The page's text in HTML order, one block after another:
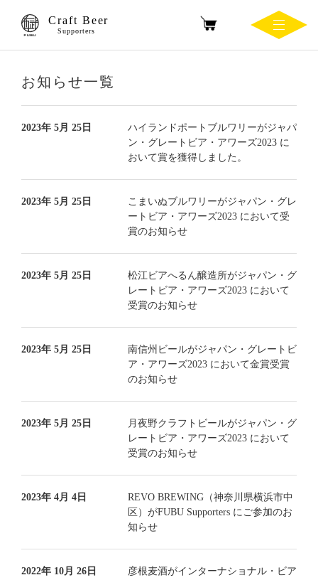
Craft Beer
Supporters
お知らせ一覧
2023年 5月 25日
ハイランドポートブルワリーがジャパ
ン・グレートビア・アワーズ2023 に
おいて賞を獲得しました。
2023年 5月 25日
こまいぬブルワリーがジャパン・グレ
ートビア・アワーズ2023 において受
賞のお知らせ
2023年 5月 25日
松江ビアへるん醸造所がジャパン・グ
レートビア・アワーズ2023 において
受賞のお知らせ
2023年 5月 25日
南信州ビールがジャパン・グレートビ
ア・アワーズ2023 において金賞受賞
のお知らせ
2023年 5月 25日
月夜野クラフトビールがジャパン・グ
レートビア・アワーズ2023 において
受賞のお知らせ
2023年 4月 4日
REVO BREWING（神奈川県横浜市中
区）がFUBU Supporters にご参加のお
知らせ
2022年 10月 26日
彦根⻨酒がインターナショナル・ビア